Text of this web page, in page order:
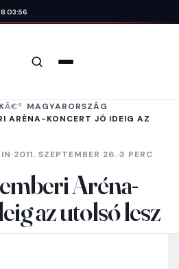
03:56
Keresés
MAGYARORSZÁG
ARÉNA-KONCERT JÓ IDEIG AZ
·2011. SZEPTEMBER 26.·3 PERC
Aréna-
az utolsó lesz